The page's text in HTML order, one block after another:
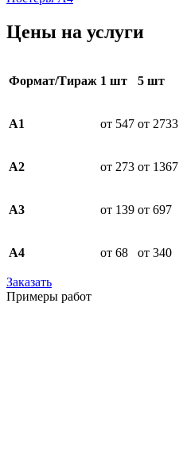
Цены на услуги
Формат/Тираж 1 шт 5 шт
А1 от 547 от 2733
А2 от 273 от 1367
А3 от 139 от 697
А4 от 68 от 340
Заказать
Примеры работ